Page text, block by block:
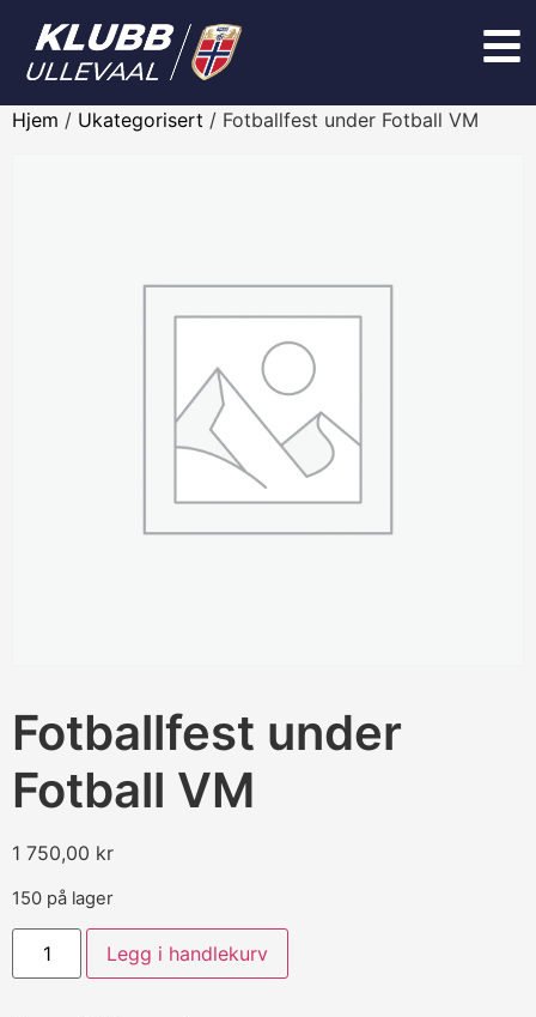
Hjem / Ukategorisert / Fotballfest under Fotball VM
Fotballfest under
Fotball VM
1 750,00 kr
150 på lager
Legg i handlekurv